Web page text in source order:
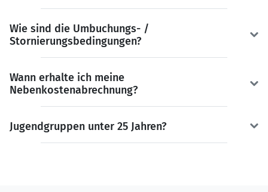
Wie sind die Umbuchungs- /
Stornierungsbedingungen?
Wann erhalte ich meine
Nebenkostenabrechnung?
Jugendgruppen unter 25 Jahren?